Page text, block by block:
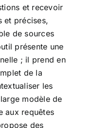
et recevoir
et précises,
de sources
présente une
; il prend en
de la
les
modèle de
aux requêtes
des